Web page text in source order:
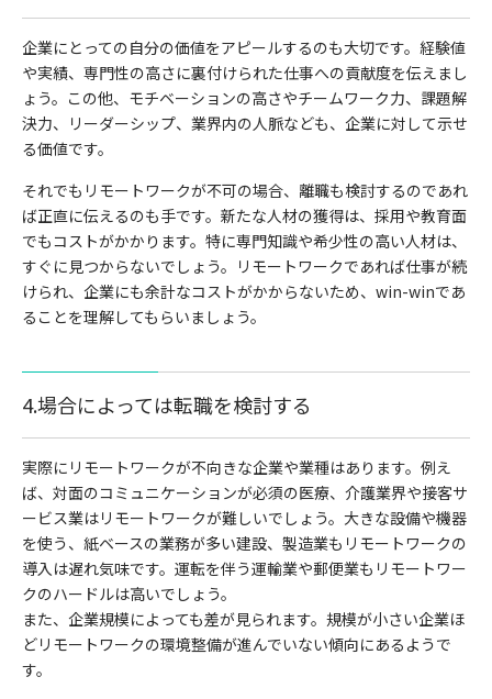
企業にとっての自分の価値をアピールするのも大切です。経験値
や実績、専門性の高さに裏付けられた仕事への貢献度を伝えまし
ょう。この他、モチベーションの高さやチームワーク力、課題解
決力、リーダーシップ、業界内の人脈なども、企業に対して示せ
る価値です。
それでもリモートワークが不可の場合、離職も検討するのであれ
ば正直に伝えるのも手です。新たな人材の獲得は、採用や教育面
でもコストがかかります。特に専門知識や希少性の高い人材は、
すぐに見つからないでしょう。リモートワークであれば仕事が続
けられ、企業にも余計なコストがかからないため、win-winであ
ることを理解してもらいましょう。
4.場合によっては転職を検討する
実際にリモートワークが不向きな企業や業種はあります。例え
ば、対面のコミュニケーションが必須の医療、介護業界や接客サ
ービス業はリモートワークが難しいでしょう。大きな設備や機器
を使う、紙ベースの業務が多い建設、製造業もリモートワークの
導入は遅れ気味です。運転を伴う運輸業や郵便業もリモートワー
クのハードルは高いでしょう。
また、企業規模によっても差が見られます。規模が小さい企業ほ
どリモートワークの環境整備が進んでいない傾向にあるようで
す。